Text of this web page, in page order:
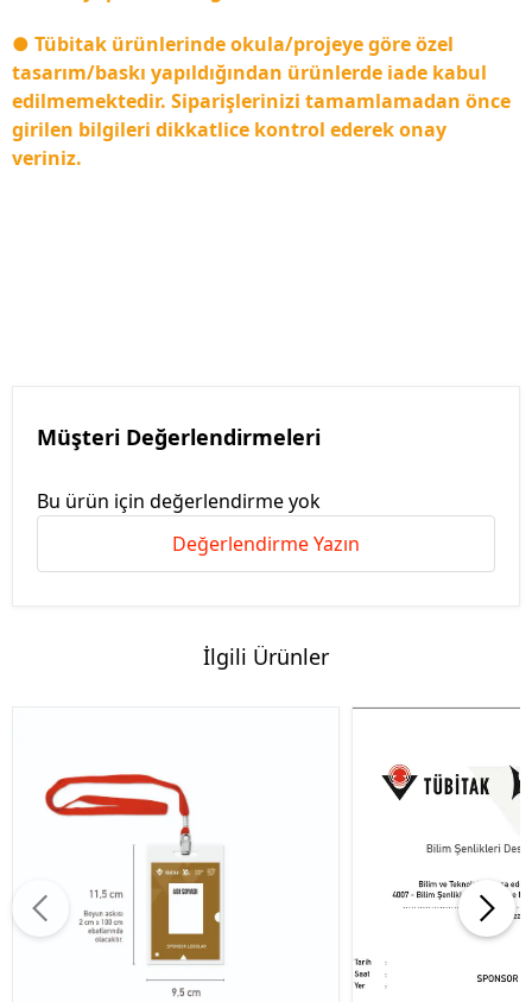
● Tübitak ürünlerinde okula/projeye göre özel
tasarım/baskı yapıldığından ürünlerde iade kabul
edilmemektedir. Siparişlerinizi tamamlamadan önce
girilen bilgileri dikkatlice kontrol ederek onay
veriniz.
Müşteri Değerlendirmeleri
Bu ürün için değerlendirme yok
Değerlendirme Yazın
İlgili Ürünler